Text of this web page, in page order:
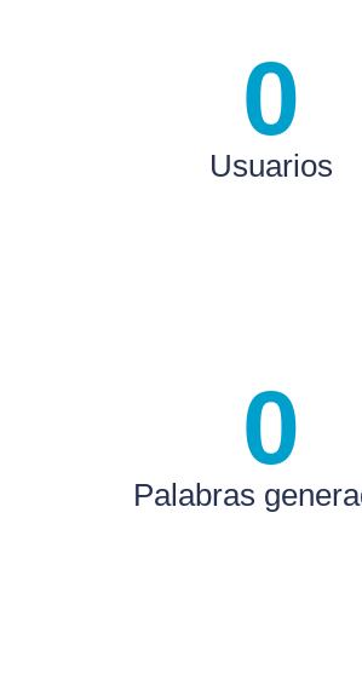
Usuarios
0
Palabras
0